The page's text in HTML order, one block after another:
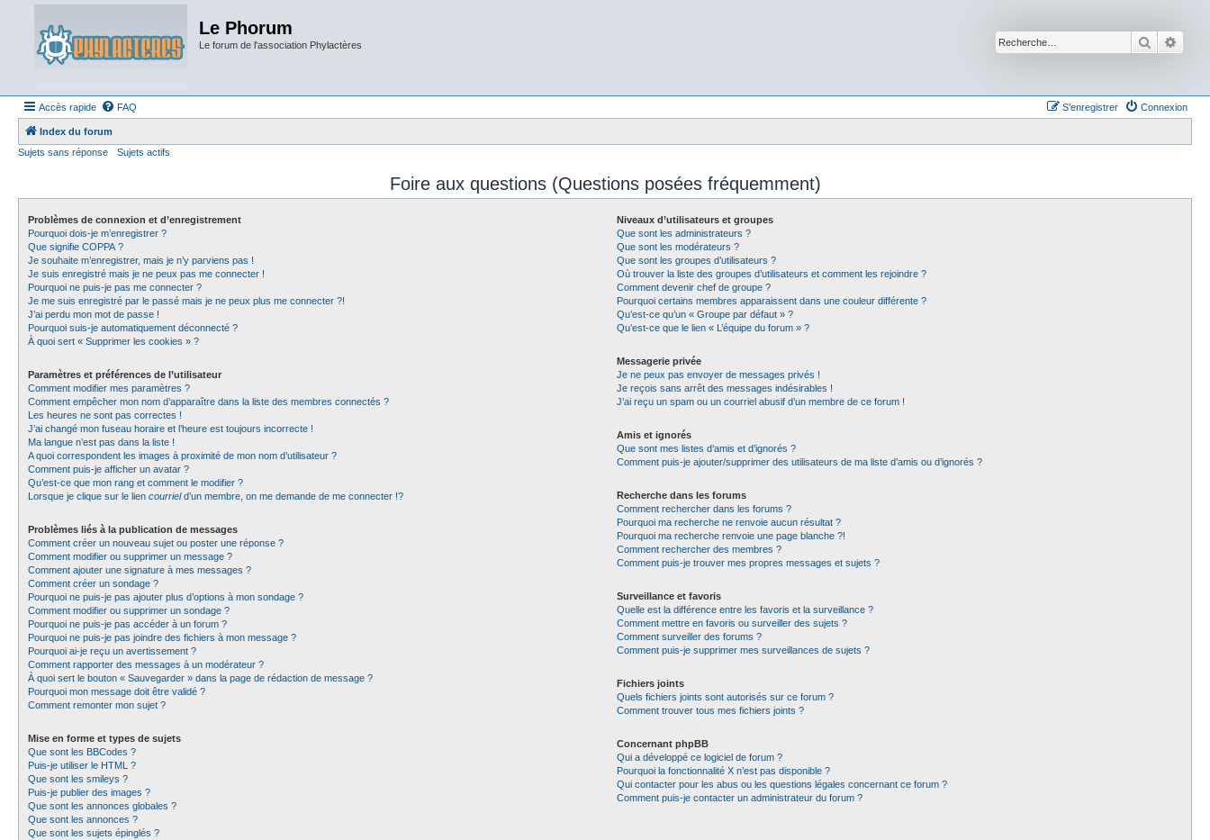
Le Phorum
Le forum de l'association Phylactères
Accès rapide FAQ Connexion
S’enregistrer
Index du forum
Sujets sans réponse
Sujets actifs
Foire aux questions (Questions posées fréquemment)
Problèmes de connexion et d’enregistrement
Pourquoi dois-je m’enregistrer ?
Que signifie COPPA ?
Je souhaite m’enregistrer, mais je n’y parviens pas !
Je suis enregistré mais je ne peux pas me connecter !
Pourquoi ne puis-je pas me connecter ?
Je me suis enregistré par le passé mais je ne peux plus me connecter ?!
J’ai perdu mon mot de passe !
Pourquoi suis-je automatiquement déconnecté ?
À quoi sert « Supprimer les cookies » ?
Paramètres et préférences de l’utilisateur
Comment modifier mes paramètres ?
Comment empêcher mon nom d’apparaître dans la liste des membres connectés ?
Les heures ne sont pas correctes !
J’ai changé mon fuseau horaire et l’heure est toujours incorrecte !
Ma langue n’est pas dans la liste !
A quoi correspondent les images à proximité de mon nom d’utilisateur ?
Comment puis-je afficher un avatar ?
Qu’est-ce que mon rang et comment le modifier ?
Lorsque je clique sur le lien courrield’un membre, on me demande de me connecter !?
Problèmes liés à la publication de messages
Comment créer un nouveau sujet ou poster une réponse ?
Comment modifier ou supprimer un message ?
Comment ajouter une signature à mes messages ?
Comment créer un sondage ?
Pourquoi ne puis-je pas ajouter plus d’options à mon sondage ?
Comment modifier ou supprimer un sondage ?
Pourquoi ne puis-je pas accéder à un forum ?
Pourquoi ne puis-je pas joindre des fichiers à mon message ?
Pourquoi ai-je reçu un avertissement ?
Comment rapporter des messages à un modérateur ?
À quoi sert le bouton « Sauvegarder » dans la page de rédaction de message ?
Pourquoi mon message doit être validé ?
Comment remonter mon sujet ?
Mise en forme et types de sujets
Que sont les BBCodes ?
Puis-je utiliser le HTML ?
Que sont les smileys ?
Puis-je publier des images ?
Que sont les annonces globales ?
Que sont les annonces ?
Que sont les sujets épinglés ?
Niveaux d’utilisateurs et groupes
Que sont les administrateurs ?
Que sont les modérateurs ?
Que sont les groupes d’utilisateurs ?
Où trouver la liste des groupes d’utilisateurs et comment les rejoindre ?
Comment devenir chef de groupe ?
Pourquoi certains membres apparaissent dans une couleur différente ?
Qu’est-ce qu’un « Groupe par défaut » ?
Qu’est-ce que le lien « L’équipe du forum » ?
Messagerie privée
Je ne peux pas envoyer de messages privés !
Je reçois sans arrêt des messages indésirables !
J’ai reçu un spam ou un courriel abusif d’un membre de ce forum !
Amis et ignorés
Que sont mes listes d’amis et d’ignorés ?
Comment puis-je ajouter/supprimer des utilisateurs de ma liste d’amis ou d’ignorés ?
Recherche dans les forums
Comment rechercher dans les forums ?
Pourquoi ma recherche ne renvoie aucun résultat ?
Pourquoi ma recherche renvoie une page blanche ?!
Comment rechercher des membres ?
Comment puis-je trouver mes propres messages et sujets ?
Surveillance et favoris
Quelle est la différence entre les favoris et la surveillance ?
Comment mettre en favoris ou surveiller des sujets ?
Comment surveiller des forums ?
Comment puis-je supprimer mes surveillances de sujets ?
Fichiers joints
Quels fichiers joints sont autorisés sur ce forum ?
Comment trouver tous mes fichiers joints ?
Concernant phpBB
Qui a développé ce logiciel de forum ?
Pourquoi la fonctionnalité X n’est pas disponible ?
Qui contacter pour les abus ou les questions légales concernant ce forum ?
Comment puis-je contacter un administrateur du forum ?